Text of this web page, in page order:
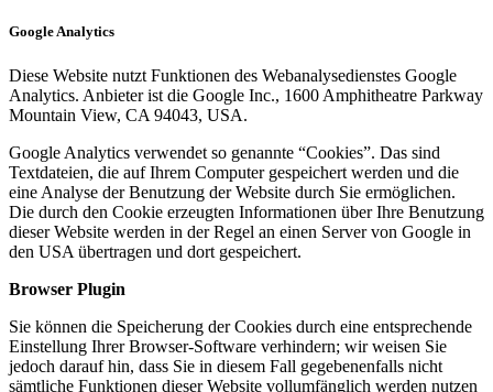
Google Analytics
Diese Website nutzt Funktionen des Webanalysedienstes Google
Analytics. Anbieter ist die Google Inc., 1600 Amphitheatre Parkway
Mountain View, CA 94043, USA.
Google Analytics verwendet so genannte “Cookies”. Das sind
Textdateien, die auf Ihrem Computer gespeichert werden und die
eine Analyse der Benutzung der Website durch Sie ermöglichen.
Die durch den Cookie erzeugten Informationen über Ihre Benutzung
dieser Website werden in der Regel an einen Server von Google in
den USA übertragen und dort gespeichert.
Browser Plugin
Sie können die Speicherung der Cookies durch eine entsprechende
Einstellung Ihrer Browser-Software verhindern; wir weisen Sie
jedoch darauf hin, dass Sie in diesem Fall gegebenenfalls nicht
sämtliche Funktionen dieser Website vollumfänglich werden nutzen